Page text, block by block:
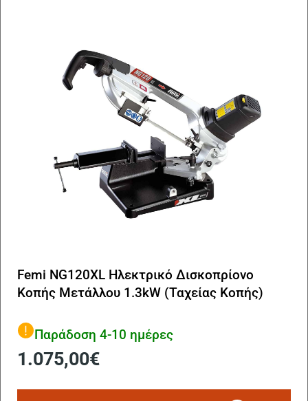
Femi NG120XL Ηλεκτρικό Δισκοπρίονο
Κοπής Μετάλλου 1.3kW (Ταχείας Κοπής)
Παράδοση 4-10 ημέρες
1.075,00€